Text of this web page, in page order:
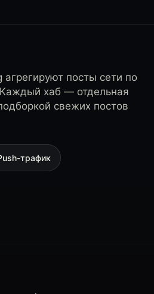
посты сети по
хаб — отдельная
свежих постов
трафик